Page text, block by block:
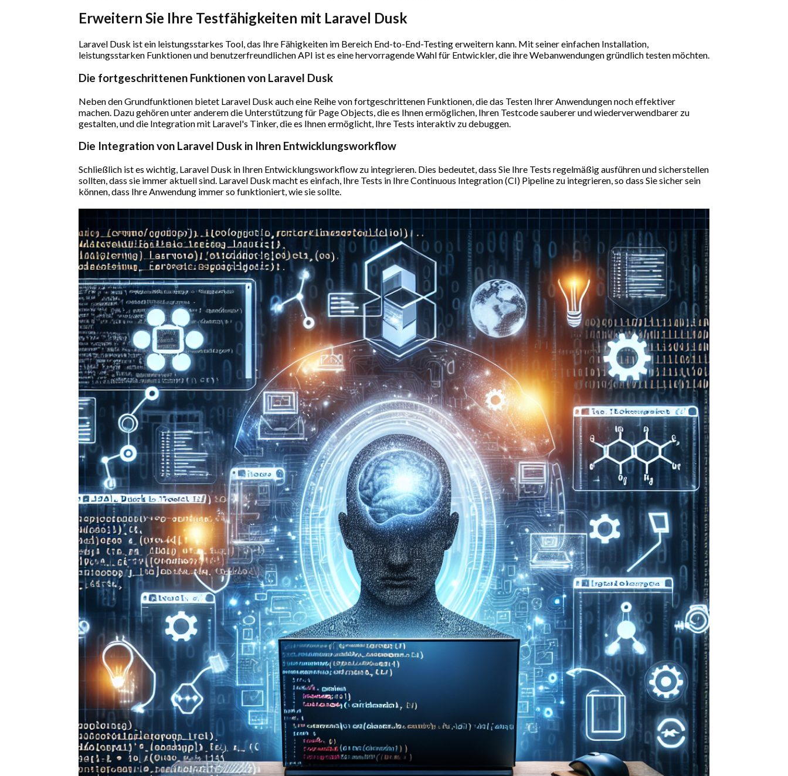
Erweitern Sie Ihre Testfähigkeiten mit Laravel Dusk
Laravel Dusk ist ein leistungsstarkes Tool, das Ihre Fähigkeiten im Bereich End-to-End-Testing erweitern kann. Mit seiner einfachen Installation,
leistungsstarken Funktionen und benutzerfreundlichen API ist es eine hervorragende Wahl für Entwickler, die ihre Webanwendungen gründlich testen möchten.
Die fortgeschrittenen Funktionen von Laravel Dusk
Neben den Grundfunktionen bietet Laravel Dusk auch eine Reihe von fortgeschrittenen Funktionen, die das Testen Ihrer Anwendungen noch effektiver
machen. Dazu gehören unter anderem die Unterstützung für Page Objects, die es Ihnen ermöglichen, Ihren Testcode sauberer und wiederverwendbarer zu
gestalten, und die Integration mit Laravel's Tinker, die es Ihnen ermöglicht, Ihre Tests interaktiv zu debuggen.
Die Integration von Laravel Dusk in Ihren Entwicklungsworkflow
Schließlich ist es wichtig, Laravel Dusk in Ihren Entwicklungsworkflow zu integrieren. Dies bedeutet, dass Sie Ihre Tests regelmäßig ausführen und sicherstellen
sollten, dass sie immer aktuell sind. Laravel Dusk macht es einfach, Ihre Tests in Ihre Continuous Integration (CI) Pipeline zu integrieren, so dass Sie sicher sein
können, dass Ihre Anwendung immer so funktioniert, wie sie sollte.